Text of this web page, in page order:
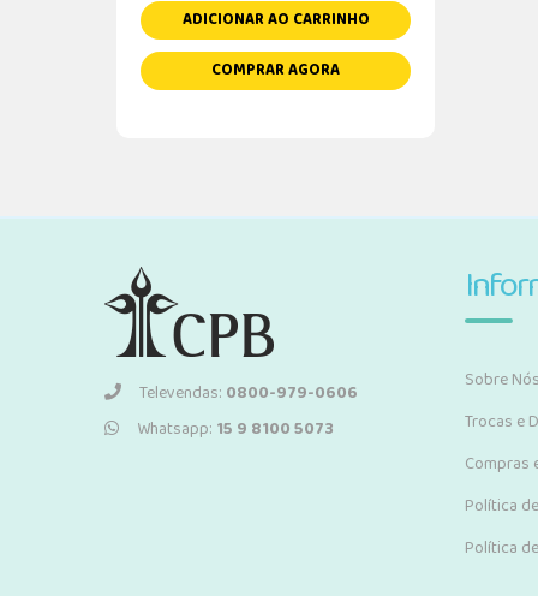
ADICIONAR AO CARRINHO
COMPRAR AGORA
Televendas: 0800-979-0606
Whatsapp: 15 9 8100 5073
Sobre
Trocas e
Compras
Política
Política